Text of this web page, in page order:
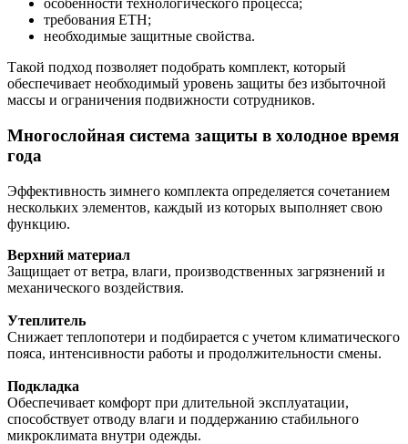
особенности технологического процесса;
требования ЕТН;
необходимые защитные свойства.
Такой подход позволяет подобрать комплект, который
обеспечивает необходимый уровень защиты без избыточной
массы и ограничения подвижности сотрудников.
Многослойная система защиты в холодное время
года
Эффективность зимнего комплекта определяется сочетанием
нескольких элементов, каждый из которых выполняет свою
функцию.
Верхний материал
Защищает от ветра, влаги, производственных загрязнений и
механического воздействия.
Утеплитель
Снижает теплопотери и подбирается с учетом климатического
пояса, интенсивности работы и продолжительности смены.
Подкладка
Обеспечивает комфорт при длительной эксплуатации,
способствует отводу влаги и поддержанию стабильного
микроклимата внутри одежды.